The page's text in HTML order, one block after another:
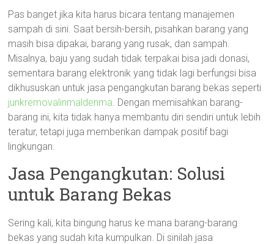
Pas banget jika kita harus bicara tentang manajemen
sampah di sini. Saat bersih-bersih, pisahkan barang yang
masih bisa dipakai, barang yang rusak, dan sampah.
Misalnya, baju yang sudah tidak terpakai bisa jadi donasi,
sementara barang elektronik yang tidak lagi berfungsi bisa
dikhususkan untuk jasa pengangkutan barang bekas seperti
junkremovalinmaldenma. Dengan memisahkan barang-
barang ini, kita tidak hanya membantu diri sendiri untuk lebih
teratur, tetapi juga memberikan dampak positif bagi
lingkungan.
Jasa Pengangkutan: Solusi
untuk Barang Bekas
Sering kali, kita bingung harus ke mana barang-barang
bekas yang sudah kita kumpulkan. Di sinilah jasa